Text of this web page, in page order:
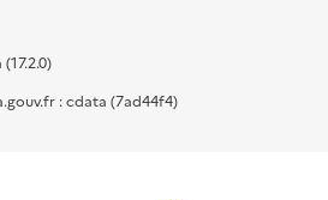
: cdata (7ad44f4)